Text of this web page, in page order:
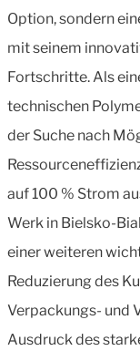
Option, sondern
mit seinem
Fortschritte. Als
technischen
der Suche nach
auf 100 % Strom
Werk in Bielsko-
einer weiteren
Reduzierung des
Verpackungs- und
Ausdruck des